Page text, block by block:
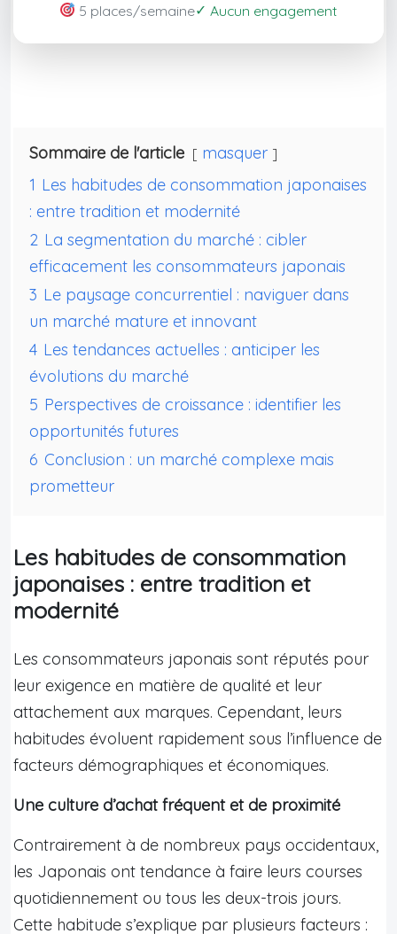
5 places/semaine✓ Aucun engagement
Sommaire de l'article
masquer
1 Les habitudes de consommation japonaises
: entre tradition et modernité
2 La segmentation du marché : cibler
efficacement les consommateurs japonais
3 Le paysage concurrentiel : naviguer dans
un marché mature et innovant
4 Les tendances actuelles : anticiper les
évolutions du marché
5 Perspectives de croissance : identifier les
opportunités futures
6 Conclusion : un marché complexe mais
prometteur
Les habitudes de consommation
japonaises : entre tradition et
modernité
Les consommateurs japonais sont réputés pour
leur exigence en matière de qualité et leur
attachement aux marques. Cependant, leurs
habitudes évoluent rapidement sous l’influence de
facteurs démographiques et économiques.
Une culture d’achat fréquent et de proximité
Contrairement à de nombreux pays occidentaux,
les Japonais ont tendance à faire leurs courses
quotidiennement ou tous les deux-trois jours.
Cette habitude s’explique par plusieurs facteurs :